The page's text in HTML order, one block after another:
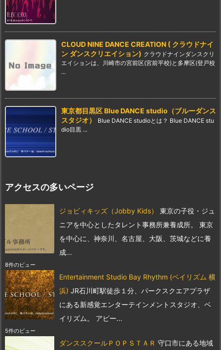
CLOUD NINE DANCE CREATION ( クラウドナイ
ン ダンスクリエイション) クラウドナインダンスクリ
エイションは、川崎市の宮前区(宮前平校)と多摩区(登戸校
...
東京都目黒区 Blue DANCE studio（ブルーダンス
スタジオ）
Blue DANCE studioとは？ Blue DANCE stu
dio目黒 ...
アクセスの多いページ
ジョビィキッズ（Jobby Kids）
東京の子役・ジュ
ニアを中心としたタレント事務所兼養成所。 東京
を中心に、神奈川、名古屋、大阪、茨城などに養
成...
8件のビュー
Entertainment Studio Bay Rhythm (ベイリズム 横
浜) JR石川町駅徒歩１分、パークスクエアプラザ
にある新感覚エンターテインメントスタジオ、ベ
イリズム。 アピー...
5件のビュー
ダンススクールＰＯＰＳＴＡＲ 守口市にある地域